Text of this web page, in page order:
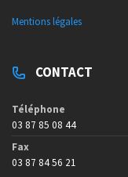
Mentions légales
CONTACT
Téléphone
03 87 85 08 44
Fax
03 87 84 56 21